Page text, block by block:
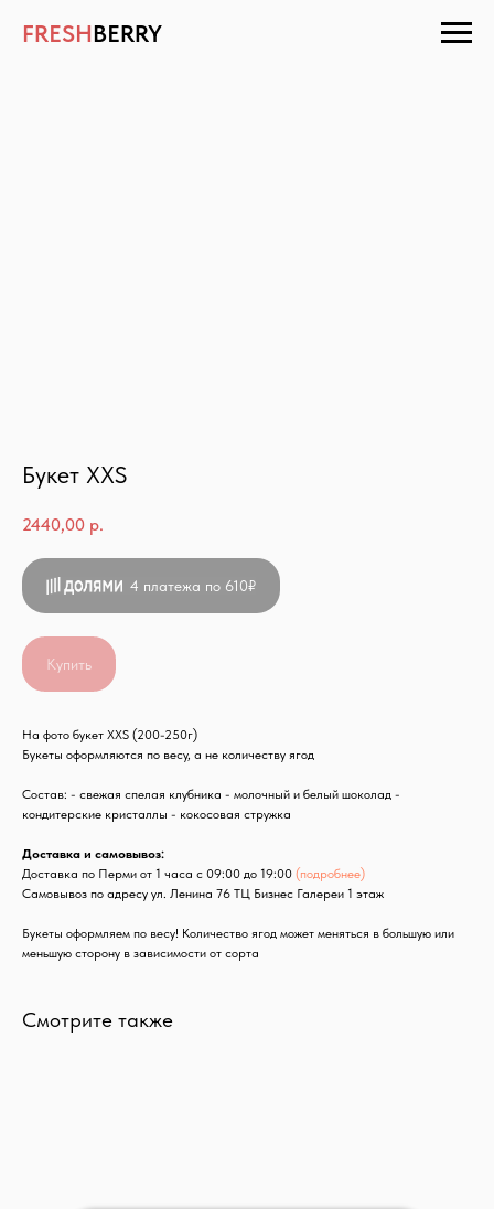
FRESHBERRY
Букет XXS
2440,00 р.
Купить
4 платежа по 610₽
На фото букет XXS (200-250г)
Букеты оформляются по весу, а не количеству ягод
Состав: - свежая спелая клубника - молочный и белый шоколад -
кондитерские кристаллы - кокосовая стружка
Доставка и самовывоз:
Доставка по Перми от 1 часа с 09:00 до 19:00 (подробнее)
Самовывоз по адресу ул. Ленина 76 ТЦ Бизнес Галереи 1 этаж
Букеты оформляем по весу! Количество ягод может меняться в большую или
меньшую сторону в зависимости от сорта
Смотрите также